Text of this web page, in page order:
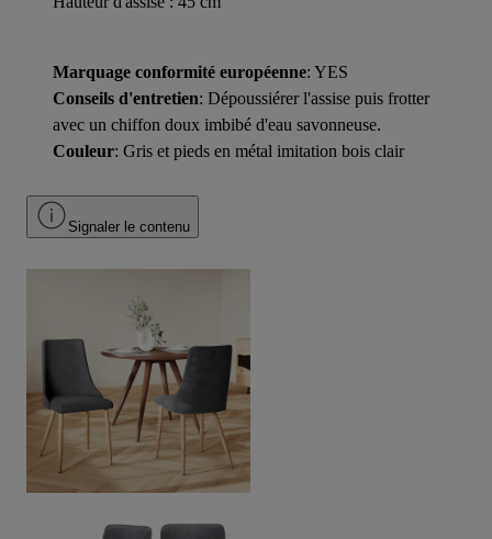
Marquage conformité européenne: YES
Conseils d'entretien: Dépoussiérer l'assise puis frotter
avec un chiffon doux imbibé d'eau savonneuse.
Couleur: Gris et pieds en métal imitation bois clair
Signaler le contenu